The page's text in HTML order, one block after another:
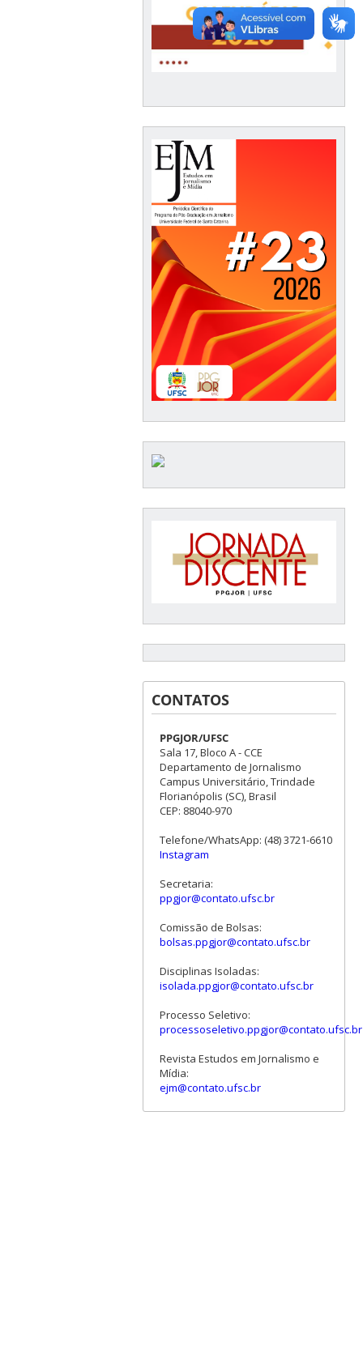
CONTATOS
PPGJOR/UFSC
Sala 17, Bloco A - CCE
Departamento de Jornalismo
Campus Universitário, Trindade
Florianópolis (SC), Brasil
CEP: 88040-970
Telefone/WhatsApp: (48) 3721-6610
Instagram
Secretaria:
ppgjor@contato.ufsc.br
Comissão de Bolsas:
bolsas.ppgjor@contato.ufsc.br
Disciplinas Isoladas:
isolada.ppgjor@contato.ufsc.br
Processo Seletivo:
processoseletivo.ppgjor@contato.ufsc.br
Revista Estudos em Jornalismo e
Mídia:
ejm@contato.ufsc.br